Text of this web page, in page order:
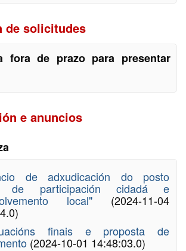
de solicitudes
fora de prazo para presentar
e anuncios
de adxudicación do posto
de participación cidadá e
local" (2024-11-04
finais e proposta de
(2024-10-01 14:48:03.0)